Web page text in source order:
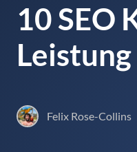
10 SEO
Felix Rose-Collins